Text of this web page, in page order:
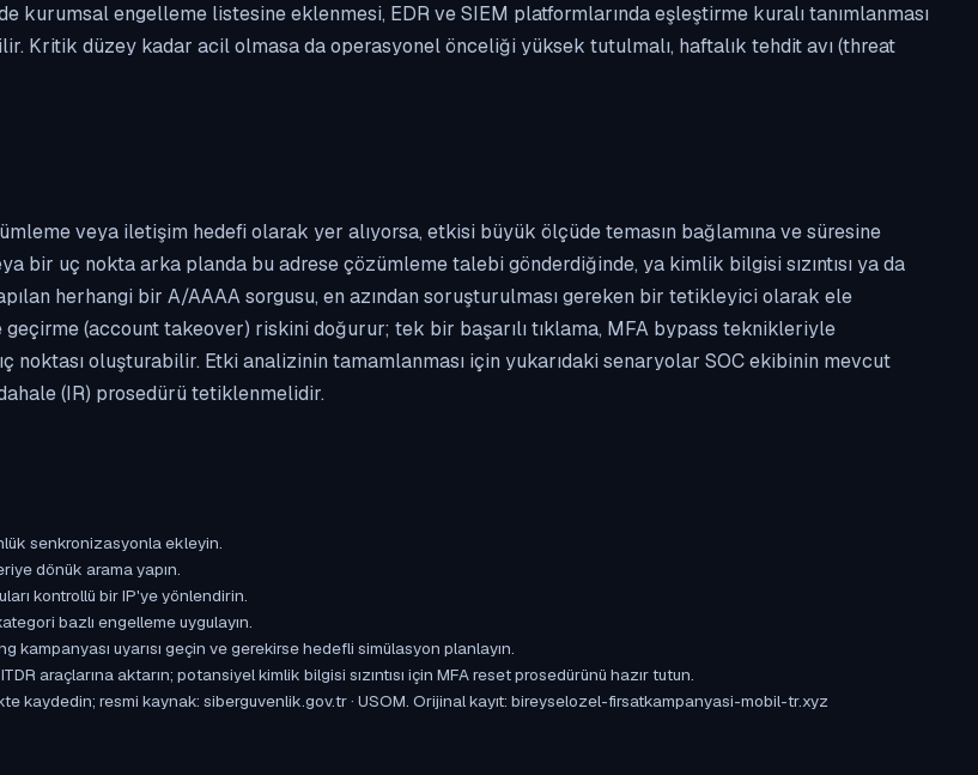
kurumsal engelleme listesine eklenmesi, EDR ve SIEM platformlarında eşleştirme kuralı tanımlanması
Kritik düzey kadar acil olmasa da operasyonel önceliği yüksek tutulmalı, haftalık tehdit avı (threat
veya iletişim hedefi olarak yer alıyorsa, etkisi büyük ölçüde temasın bağlamına ve süresine
bir uç nokta arka planda bu adrese çözümleme talebi gönderdiğinde, ya kimlik bilgisi sızıntısı ya da
herhangi bir A/AAAA sorgusu, en azından soruşturulması gereken bir tetikleyici olarak ele
geçirme (account takeover) riskini doğurur; tek bir başarılı tıklama, MFA bypass teknikleriyle
oluşturabilir. Etki analizinin tamamlanması için yukarıdaki senaryolar SOC ekibinin mevcut
(IR) prosedürü tetiklenmelidir.
senkronizasyonla ekleyin.
dönük arama yapın.
kontrollü bir IP'ye yönlendirin.
bazlı engelleme uygulayın.
kampanyası uyarısı geçin ve gerekirse hedefli simülasyon planlayın.
araçlarına aktarın; potansiyel kimlik bilgisi sızıntısı için MFA reset prosedürünü hazır tutun.
kaydedin; resmi kaynak: siberguvenlik.gov.tr · USOM. Orijinal kayıt: bireyselozel-firsatkampanyasi-mobil-tr.xyz